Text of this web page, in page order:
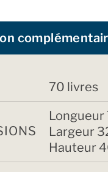
70 livres
Longueur
Largeur
Hauteur